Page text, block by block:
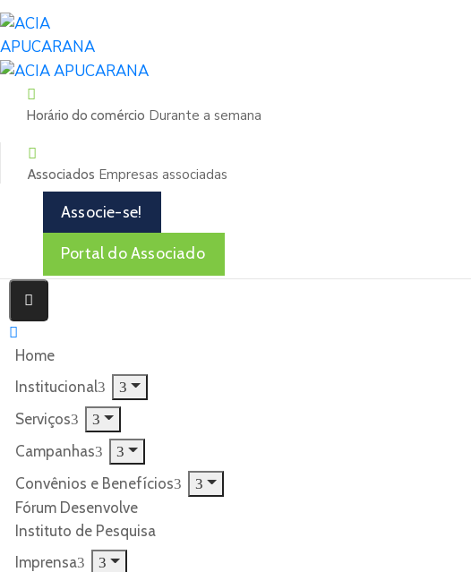
Horário do comércio Durante a semana
Associados Empresas associadas
Associe-se!
Portal do Associado
Home
Institucional
Serviços
Campanhas
Convênios e Benefícios
Fórum Desenvolve
Instituto de Pesquisa
Imprensa